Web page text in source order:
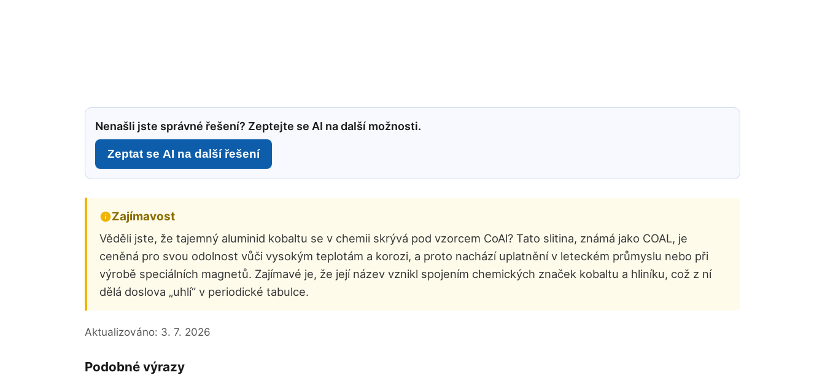
Nenašli jste správné řešení? Zeptejte se AI na další možnosti.
Zeptat se AI na další řešení
Zajímavost
Věděli jste, že tajemný aluminid kobaltu se v chemii skrývá pod vzorcem CoAl? Tato slitina, známá jako COAL, je
ceněná pro svou odolnost vůči vysokým teplotám a korozi, a proto nachází uplatnění v leteckém průmyslu nebo při
výrobě speciálních magnetů. Zajímavé je, že její název vznikl spojením chemických značek kobaltu a hliníku, což z ní
dělá doslova „uhlí“ v periodické tabulce.
Aktualizováno: 3. 7. 2026
Podobné výrazy